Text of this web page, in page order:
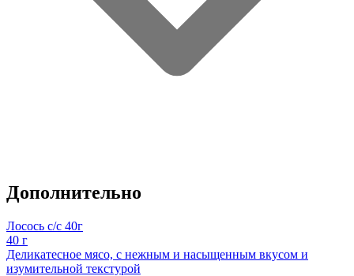
Дополнительно
Лосось с/с 40г
40 г
Деликатесное мясо, с нежным и насыщенным вкусом и
изумительной текстурой